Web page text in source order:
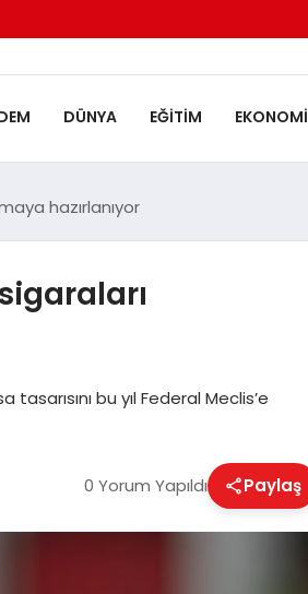
DÜNYA EĞITIM EKONOMI
hazırlanıyor
bu yıl Federal Meclis’e
0 Yorum Yapıldı Paylaş